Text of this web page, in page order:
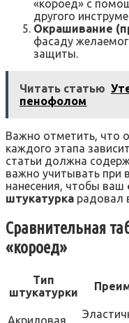
«короед» с
другого
Окрашивание
фасаду
защиты.
Читать статью
пенофолом
Важно отметить, что
каждого этапа
статьи должна
важно учитывать при
нанесения, чтобы ваш
штукатурка радовал
Сравнительная
«короед»
Тип
штукатурки
Акриловая